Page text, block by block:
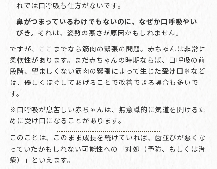
れでは口呼吸も仕方がないです。
鼻がつまっているわけでもないのに、なぜか口呼吸やい
びき。 それは、姿勢の悪さが原因かもしれません。
ですが、ここまでなら筋肉の緊張の問題。赤ちゃんは非常に
柔軟性があります。まだ赤ちゃんの時期ならば、口呼吸の前
段階、望ましくない筋肉の緊張によって生じた受け口※ など
は、優しくほぐしてあげることで改善できる場合も多いで
す。
※口呼吸が息苦しい赤ちゃんは、無意識的に気道を開けるた
めに受け口になることがあります。
このことは、このまま成長を続けていれば、歯並びが悪くな
っていたかもしれない可能性への「対処（予防、もしくは治
療）」といえます。